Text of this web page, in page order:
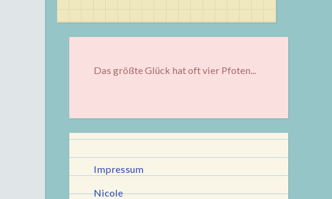
Das größte Glück hat oft vier Pfoten...
Impressum
Nicole